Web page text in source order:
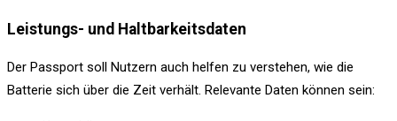
Leistungs- und Haltbarkeitsdaten
Der Passport soll Nutzern auch helfen zu verstehen, wie die
Batterie sich über die Zeit verhält. Relevante Daten können sein: